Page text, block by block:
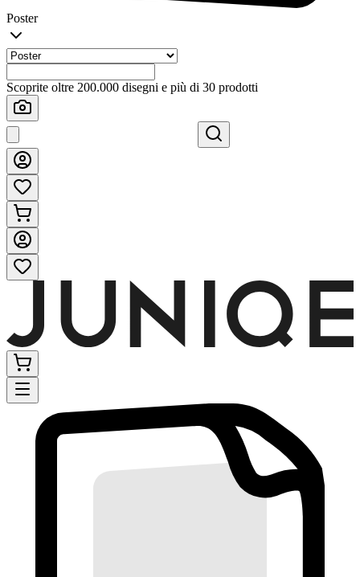
Poster
Scoprite oltre 200.000 disegni e più di 30 prodotti